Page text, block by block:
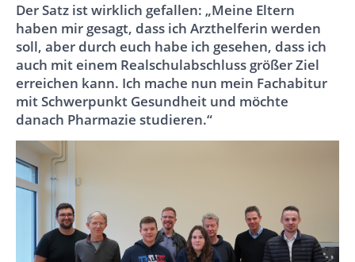
Der Satz ist wirklich gefallen: „Meine Eltern
haben mir gesagt, dass ich Arzthelferin werden
soll, aber durch euch habe ich gesehen, dass ich
auch mit einem Realschulabschluss größer Ziel
erreichen kann. Ich mache nun mein Fachabitur
mit Schwerpunkt Gesundheit und möchte
danach Pharmazie studieren.“